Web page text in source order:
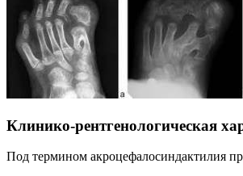
Клинико-рентгенологическая
Под термином акроцефалосиндактилия